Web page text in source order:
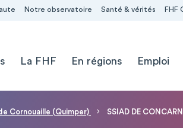
Notre observatoire Santé & vérités FHF
La FHF En régions Emploi
Cornouaille (Quimper) SSIAD DE